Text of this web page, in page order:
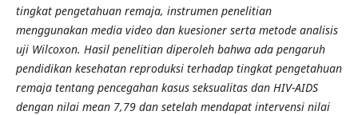
tingkat pengetahuan remaja, instrumen penelitian
menggunakan media video dan kuesioner serta metode analisis
uji Wilcoxon. Hasil penelitian diperoleh bahwa ada pengaruh
pendidikan kesehatan reproduksi terhadap tingkat pengetahuan
remaja tentang pencegahan kasus seksualitas dan HIV-AIDS
dengan nilai mean 7,79 dan setelah mendapat intervensi nilai